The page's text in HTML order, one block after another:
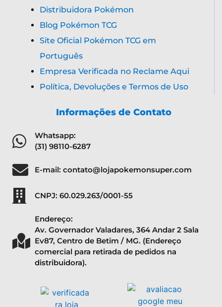
Distribuidora Pokémon
Blog Pokémon TCG
Site Oficial Pokémon TCG em
Português
Empresa Verificada no Reclame Aqui
Política, Devoluções e Termos de Uso
Informações de Contato
Whatsapp:
(31) 98110-6287
E-mail: contato@lojapokemonsuper.com
CNPJ: 60.029.263/0001-55
Endereço:
Av. Governador Valadares, 364 Andar 2 Sala
Ev87, Centro de Betim / MG. (Endereço
comercial para retirada de pedidos na
distribuidora).